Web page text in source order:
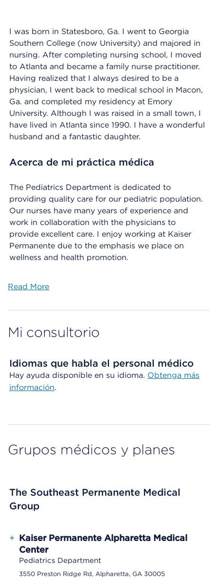
I was born in Statesboro, Ga. I went to Georgia
Southern College (now University) and majored in
nursing. After completing nursing school, I moved
to Atlanta and became a family nurse practitioner.
Having realized that I always desired to be a
physician, I went back to medical school in Macon,
Ga. and completed my residency at Emory
University. Although I was raised in a small town, I
have lived in Atlanta since 1990. I have a wonderful
husband and a fantastic daughter.
Acerca de mi práctica médica
The Pediatrics Department is dedicated to
providing quality care for our pediatric population.
Our nurses have many years of experience and
work in collaboration with the physicians to
provide excellent care. I enjoy working at Kaiser
Permanente due to the emphasis we place on
wellness and health promotion.
Read More
Mi consultorio
Idiomas que habla el personal médico
Hay ayuda disponible en su idioma. Obtenga más
información.
Grupos médicos y planes
The Southeast Permanente Medical
Group
+ Kaiser Permanente Alpharetta Medical
Center
Pediatrics Department
3550 Preston Ridge Rd, Alpharetta, GA 30005